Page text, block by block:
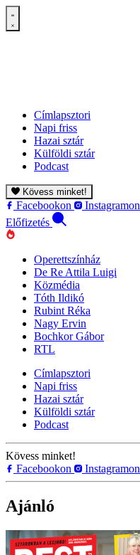
Címlapsztori
Napi friss
Hazai sztár
Külföldi sztár
Podcast
Kövess minket!
Facebookon Instagramon
Előfizetés
Operettszínház
De Re Attila Luigi
Közmédia
Tóth Ildikó
Rubint Réka
Nagy Ervin
Bochkor Gábor
RTL
Címlapsztori
Napi friss
Hazai sztár
Külföldi sztár
Podcast
Kövess minket!
Facebookon
Instagramon
Ajánló